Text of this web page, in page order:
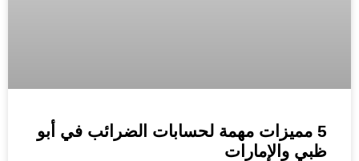
5 مميزات مهمة لحسابات الضرائب في أبو
ظبي والإمارات